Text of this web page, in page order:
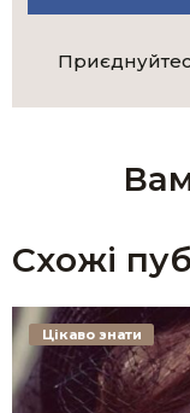
Схожі
Цікаво знати